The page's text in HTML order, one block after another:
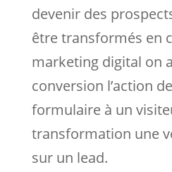
devenir des
être transformés en
marketing digital on
conversion l’action
formulaire à un
transformation une
sur un lead.